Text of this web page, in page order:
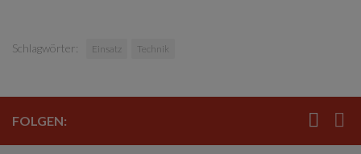
Schlagwörter: Einsatz Technik
FOLGEN: